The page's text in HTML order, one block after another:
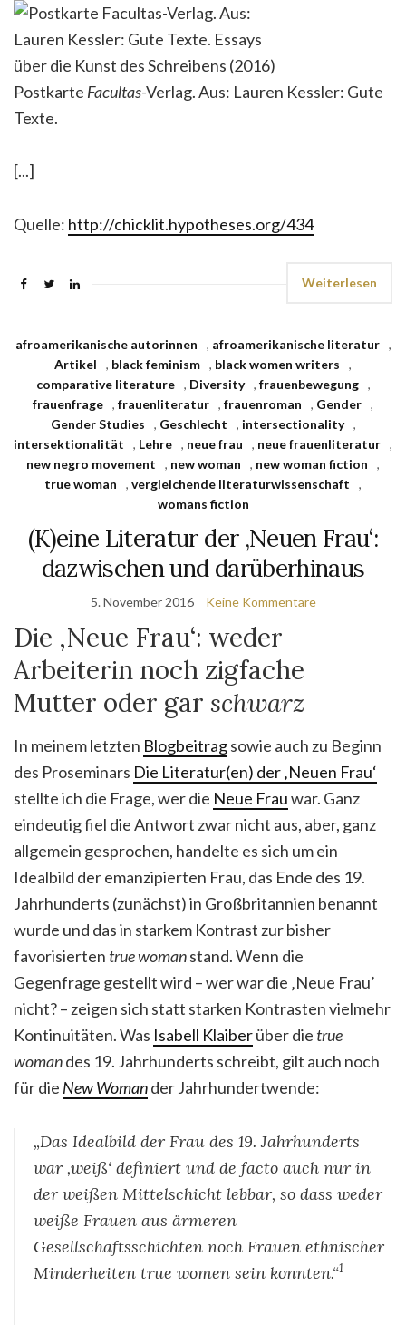
Postkarte Facultas-Verlag. Aus: Lauren Kessler: Gute
Texte.
[...]
Quelle: http://chicklit.hypotheses.org/434
Weiterlesen
afroamerikanische autorinnen , afroamerikanische literatur
,
Artikel
, black feminism , black women writers
,
comparative literature
, Diversity , frauenbewegung
,
frauenfrage , frauenliteratur , frauenroman , Gender ,
Gender Studies
, Geschlecht , intersectionality
,
intersektionalität
, Lehre , neue frau , neue frauenliteratur ,
new negro movement
, new woman , new woman fiction
,
true woman
, vergleichende literaturwissenschaft
,
womans fiction
(K)eine Literatur der ‚Neuen Frau‘:
dazwischen und darüberhinaus
5. November 2016 Keine Kommentare
Die ‚Neue Frau‘: weder
Arbeiterin noch zigfache
Mutter oder gar schwarz
In meinem letzten Blogbeitragsowie auch zu Beginn
des Proseminars Die Literatur(en) der ‚Neuen Frau‘
stellte ich die Frage, wer die Neue Frauwar. Ganz
eindeutig fiel die Antwort zwar nicht aus, aber, ganz
allgemein gesprochen, handelte es sich um ein
Idealbild der emanzipierten Frau, das Ende des 19.
Jahrhunderts (zunächst) in Großbritannien benannt
wurde und das in starkem Kontrast zur bisher
favorisierten true womanstand. Wenn die
Gegenfrage gestellt wird – wer war die ‚Neue Frau’
nicht? – zeigen sich statt starken Kontrasten vielmehr
Kontinuitäten. Was Isabell Klaiberüber die true
womandes 19. Jahrhunderts schreibt, gilt auch noch
für die New Womander Jahrhundertwende:
„Das Idealbild der Frau des 19. Jahrhunderts
war ‚weiß‘ definiert und de facto auch nur in
der weißen Mittelschicht lebbar, so dass weder
weiße Frauen aus ärmeren
Gesellschaftsschichten noch Frauen ethnischer
Minderheiten true women sein konnten.“1